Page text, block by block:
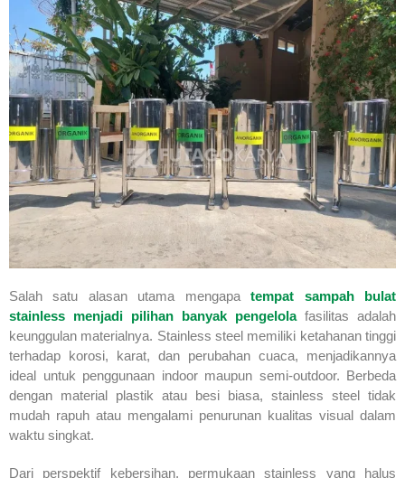
Salah satu alasan utama mengapatempat sampah bulat
stainless menjadi pilihan banyak pengelolafasilitas adalah
keunggulan materialnya. Stainless steel memiliki ketahanan tinggi
terhadap korosi, karat, dan perubahan cuaca, menjadikannya
ideal untuk penggunaan indoor maupun semi-outdoor. Berbeda
dengan material plastik atau besi biasa, stainless steel tidak
mudah rapuh atau mengalami penurunan kualitas visual dalam
waktu singkat.
Dari perspektif kebersihan, permukaan stainless yang halus